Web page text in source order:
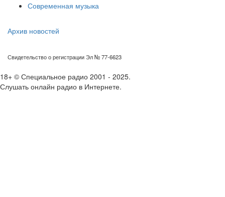
Современная музыка
Архив новостей
Свидетельство о регистрации Эл № 77-6623
18+ © Специальное радио 2001 - 2025.
Слушать онлайн радио в Интернете.